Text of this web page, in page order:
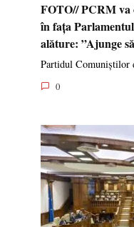
FOTO// PCRM va
în fața
alăture: ”Ajunge
Partidul Comuniștilor
0